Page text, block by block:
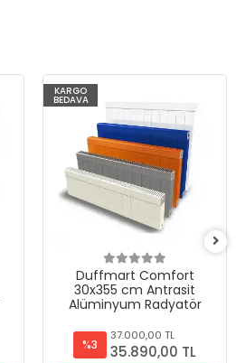
KARGO
BEDAVA
Duffmart Comfort
30x355 cm Antrasit
Alüminyum Radyatör
%3
37.000,00 TL
35.890,00 TL